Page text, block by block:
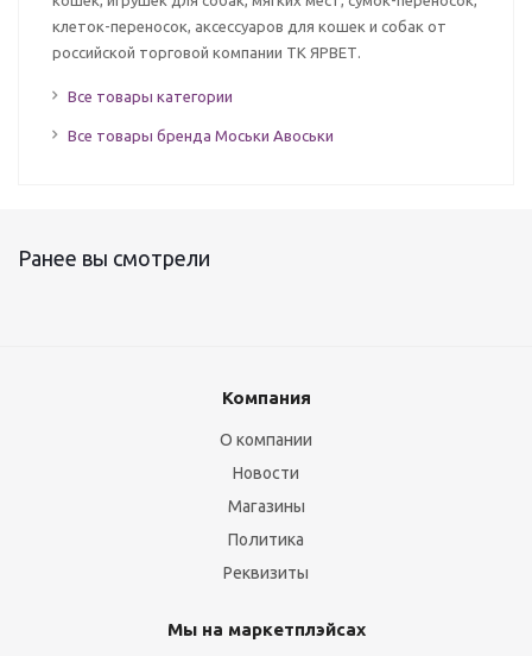
клеток-переносок, аксессуаров для кошек и собак от
российской торговой компании ТК ЯРВЕТ.
Все товары категории
Все товары бренда Моськи Авоськи
Ранее вы смотрели
Компания
О компании
Новости
Магазины
Политика
Реквизиты
Мы на маркетплэйсах